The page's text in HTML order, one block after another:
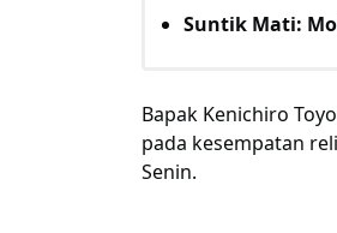
Suntik Mati:
Bapak Kenichiro
pada kesempatan
Senin.